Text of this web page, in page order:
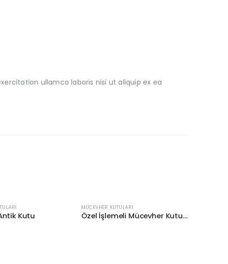
ullamco laboris nisi ut aliquip ex ea
Kutu
MÜCEVHER KUTULARI
Özel İşlemeli Mücevher Kutusu